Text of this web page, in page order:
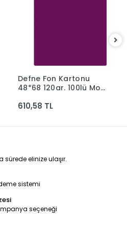
Sepete Ekle
Defne Fon Kartonu
48*68 120gr. 100lü Mor
610,58 TL
sürede elinize ulaşır.
sistemi
seçeneği